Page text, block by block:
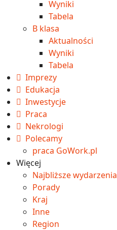
Wyniki
Tabela
B klasa
Aktualności
Wyniki
Tabela
Imprezy
Edukacja
Inwestycje
Praca
Nekrologi
Polecamy
praca GoWork.pl
Więcej
Najbliższe wydarzenia
Porady
Kraj
Inne
Region